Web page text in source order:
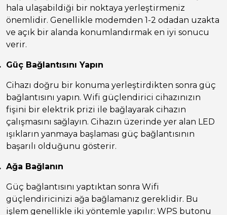
hala ulaşabildiği bir noktaya yerleştirmeniz
önemlidir. Genellikle modemden 1-2 odadan uzakta
ve açık bir alanda konumlandırmak en iyi sonucu
verir.
Güç Bağlantısını Yapın
Cihazı doğru bir konuma yerleştirdikten sonra güç
bağlantısını yapın. Wifi güçlendirici cihazınızın
fişini bir elektrik prizi ile bağlayarak cihazın
çalışmasını sağlayın. Cihazın üzerinde yer alan LED
ışıkların yanmaya başlaması güç bağlantısının
başarılı olduğunu gösterir.
Ağa Bağlanın
Güç bağlantısını yaptıktan sonra Wifi
güçlendiricinizi ağa bağlamanız gereklidir. Bu
işlem genellikle iki yöntemle yapılır: WPS butonu